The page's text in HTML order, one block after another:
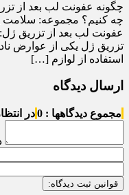
چگونه عفونت لب بعد از
چه کنیم؟ مجموعه: سلامت
عفونت لب بعد از تزریق
تزریق ژل یکی از عوارض
استفاده از لوازم […]
ارسال دیدگاه
مجموع دیدگاهها : 0 در
قوانین ثبت دیدگاه: